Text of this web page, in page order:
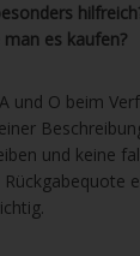
es kaufen?
und O beim
und keine